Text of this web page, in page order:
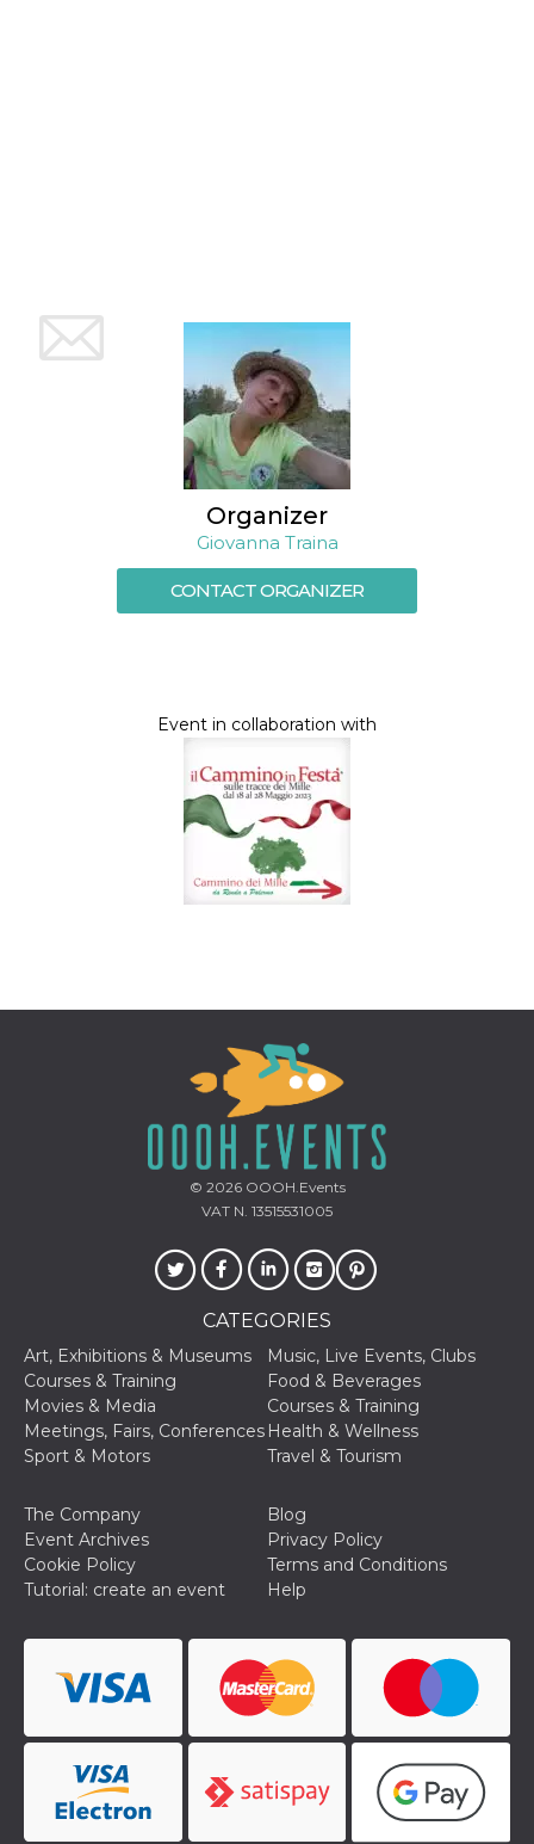
Organizer
Giovanna Traina
CONTACT ORGANIZER
Event in collaboration with
© 2026OOOH.Events
VAT N. 13515531005
CATEGORIES
Art, Exhibitions & Museums
Music, Live Events, Clubs
Courses & Training
Food & Beverages
Movies & Media
Courses & Training
Meetings, Fairs, Conferences Health & Wellness
Sport & Motors
Travel & Tourism
The Company
Blog
Event Archives
Privacy Policy
Cookie Policy
Terms and Conditions
Tutorial: create an event
Help